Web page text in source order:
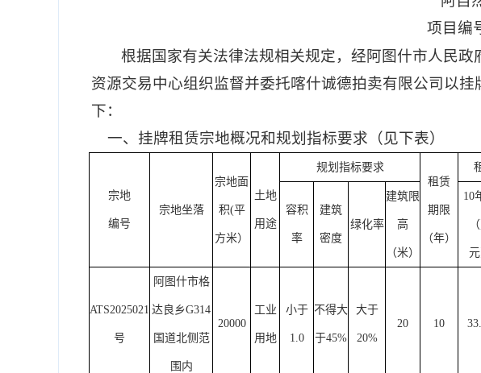
项目编
根据国家有关法律法规相关规定，经阿图什市人民政
资源交易中心组织监督并委托喀什诚德拍卖有限公司 以挂
下：
一、 挂牌租赁宗地概况和规划指标要求（见下表）
宗地
编号
宗地坐落
宗地面
积(平
方米）
土地
用途
规划指标要求
租赁
期限
（年）
容积
率
建筑
密度
绿化率
建筑限
高
（米）
10
元
ATS2025021
号
阿图什市格
达良乡G314
国道北侧范
围内
20000
工业
用地
小于
1.0
不得大
于45%
大于
20%
20 10